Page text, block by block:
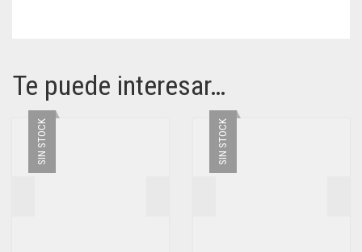
Te puede interesar…
SIN STOCK SIN STOCK